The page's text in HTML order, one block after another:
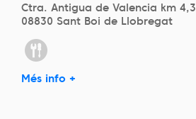
Ctra. Antigua de Valencia km 4,3
08830 Sant Boi de Llobregat
Més info +